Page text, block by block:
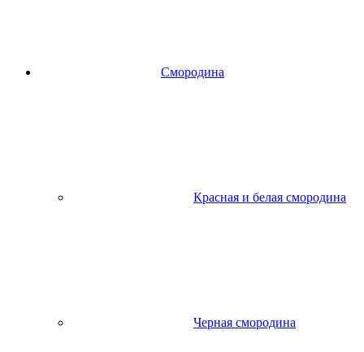
Смородина
Красная и белая смородина
Черная смородина